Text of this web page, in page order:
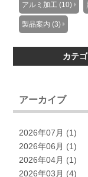
アルミ加工 (10)
製品案内 (3)
カテ
アーカイブ
2026年07月 (1)
2026年06月 (1)
2026年04月 (1)
2026年03月 (4)